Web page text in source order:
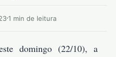
1 min de leitura
domingo (22/10), a